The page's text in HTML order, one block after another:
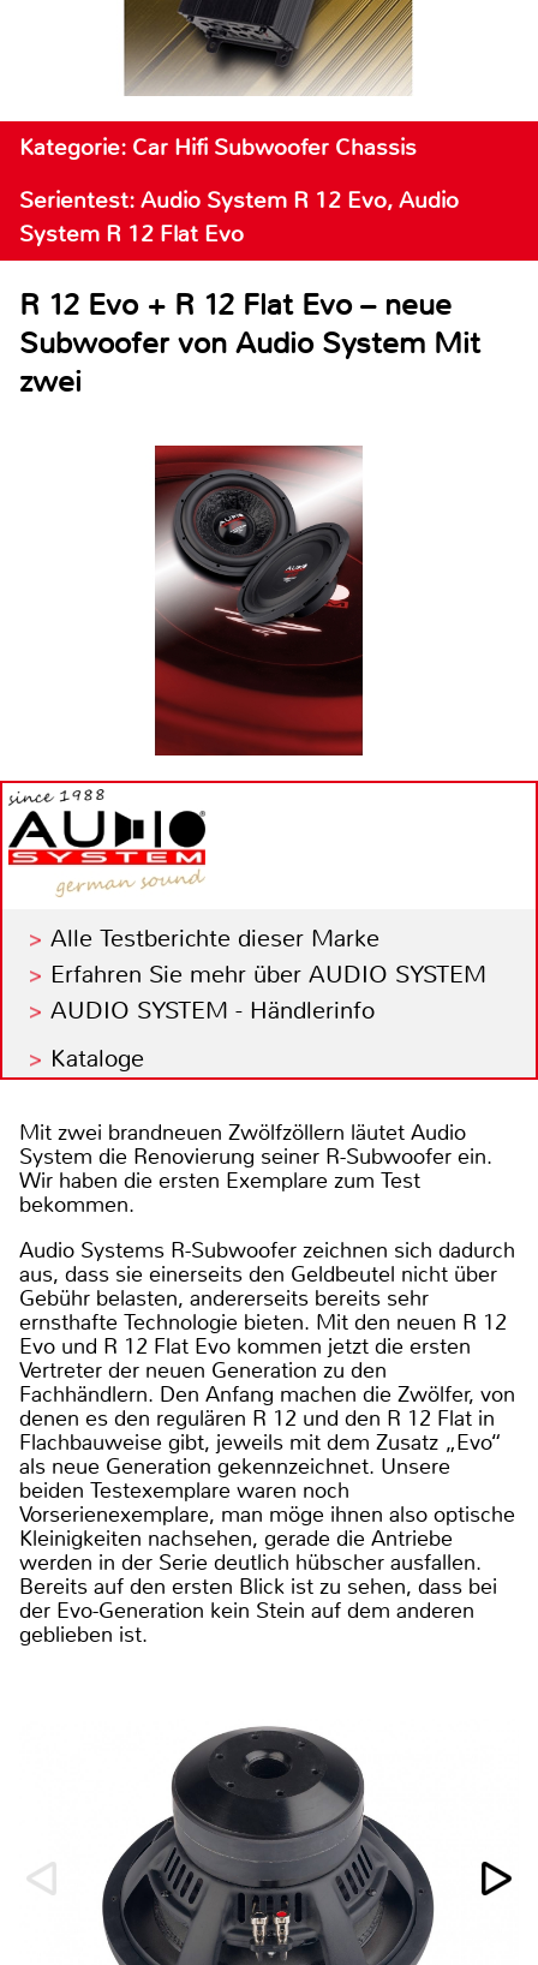
Kategorie: Car Hifi Subwoofer Chassis
Serientest: Audio System R 12 Evo, Audio
System R 12 Flat Evo
R 12 Evo + R 12 Flat Evo – neue
Subwoofer von Audio System Mit
zwei
Alle Testberichte dieser Marke
Erfahren Sie mehr über AUDIO SYSTEM
AUDIO SYSTEM - Händlerinfo
Kataloge
Mit zwei brandneuen Zwölfzöllern läutet Audio
System die Renovierung seiner R-Subwoofer ein.
Wir haben die ersten Exemplare zum Test
bekommen.
Audio Systems R-Subwoofer zeichnen sich dadurch
aus, dass sie einerseits den Geldbeutel nicht über
Gebühr belasten, andererseits bereits sehr
ernsthafte Technologie bieten. Mit den neuen R 12
Evo und R 12 Flat Evo kommen jetzt die ersten
Vertreter der neuen Generation zu den
Fachhändlern. Den Anfang machen die Zwölfer, von
denen es den regulären R 12 und den R 12 Flat in
Flachbauweise gibt, jeweils mit dem Zusatz „Evo“
als neue Generation gekennzeichnet. Unsere
beiden Testexemplare waren noch
Vorserienexemplare, man möge ihnen also optische
Kleinigkeiten nachsehen, gerade die Antriebe
werden in der Serie deutlich hübscher ausfallen.
Bereits auf den ersten Blick ist zu sehen, dass bei
der Evo-Generation kein Stein auf dem anderen
geblieben ist.